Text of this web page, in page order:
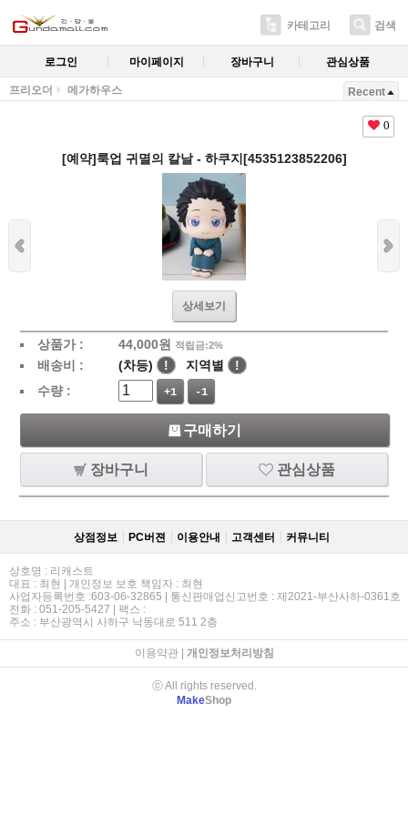
카테고리 검색
로그인 마이페이지 장바구니 관심상품
프리오더 메가하우스 Recent
0
[예약]룩업 귀멸의 칼날 - 하쿠지[4535123852206]
상세보기
상품가 : 44,000원 적립금:2%
배송비 : (차등) ! 지역별
!
수량 :
+1 -1
구매하기
장바구니 관심상품
상점정보 PC버젼 이용안내 고객센터 커뮤니티
상호명 : 리캐스트
대표 : 최현 | 개인정보 보호 책임자 : 최현
사업자등록번호 :603-06-32865 | 통신판매업신고번호 : 제2021-부산사하-0361호
전화 : 051-205-5427 | 팩스 :
주소 : 부산광역시 사하구 낙동대로 511 2층
이용약관| 개인정보처리방침
ⓒ All rights reserved.
MakeShop